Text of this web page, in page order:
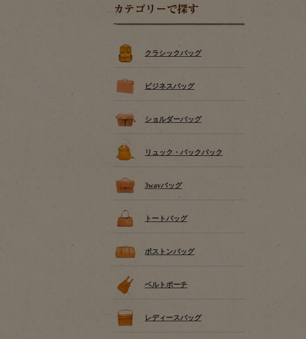
カテゴリーで探す
クラシックバッグ
ビジネスバッグ
ショルダーバッグ
リュック・バックパック
3wayバッグ
トートバッグ
ボストンバッグ
ベルトポーチ
レディースバッグ